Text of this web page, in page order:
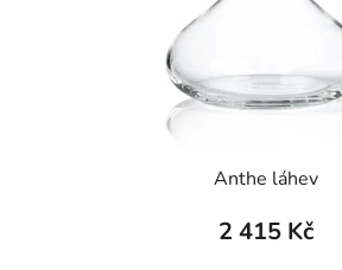
Anthe láhev
2 415 Kč